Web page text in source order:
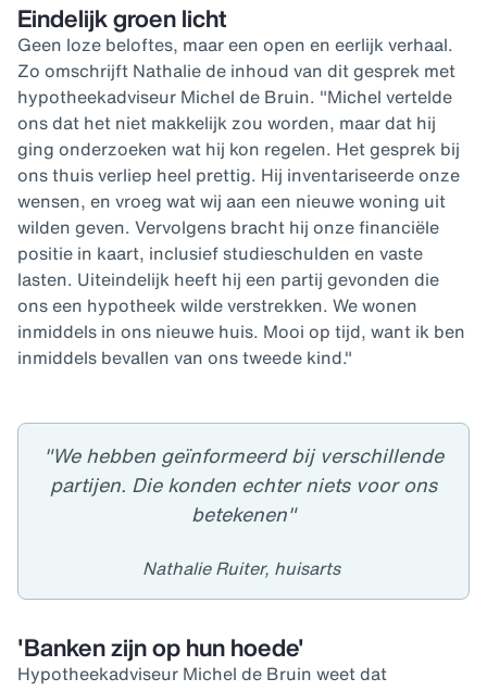
Eindelijk groen licht
Geen loze beloftes, maar een open en eerlijk verhaal.
Zo omschrijft Nathalie de inhoud van dit gesprek met
hypotheekadviseur Michel de Bruin. "Michel vertelde
ons dat het niet makkelijk zou worden, maar dat hij
ging onderzoeken wat hij kon regelen. Het gesprek bij
ons thuis verliep heel prettig. Hij inventariseerde onze
wensen, en vroeg wat wij aan een nieuwe woning uit
wilden geven. Vervolgens bracht hij onze financiële
positie in kaart, inclusief studieschulden en vaste
lasten. Uiteindelijk heeft hij een partij gevonden die
ons een hypotheek wilde verstrekken. We wonen
inmiddels in ons nieuwe huis. Mooi op tijd, want ik ben
inmiddels bevallen van ons tweede kind."
"We hebben geïnformeerd bij verschillende
partijen. Die konden echter niets voor ons
betekenen"
Nathalie Ruiter, huisarts
'Banken zijn op hun hoede'
Hypotheekadviseur Michel de Bruin weet dat